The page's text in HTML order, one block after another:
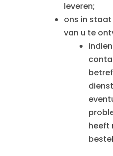
leveren;
ons in
van u te
heeft